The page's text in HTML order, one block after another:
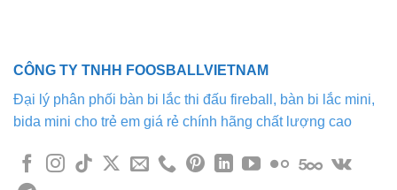
CÔNG TY TNHH FOOSBALLVIETNAM
Đại lý phân phối bàn bi lắc thi đấu fireball, bàn bi lắc mini,
bida mini cho trẻ em giá rẻ chính hãng chất lượng cao